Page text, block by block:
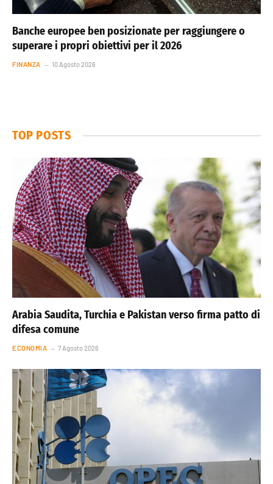
Banche europee ben posizionate per raggiungere o
superare i propri obiettivi per il 2026
FINANZA 10 Agosto 2026
TOP POSTS
Arabia Saudita, Turchia e Pakistan verso firma patto di
difesa comune
ECONOMIA 7 Agosto 2026